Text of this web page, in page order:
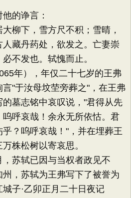
的诤言：
下，雪方尺不积；雪晴，
藏丹药处，欲发之。亡妻崇
不发也。轼愧而止。
年），年仅二十七岁的王弗
"于汝母坟茔旁葬之"，在王弗
墓志铭中哀叹说，"君得从先
呼哀哉！余永无所依怙。君
？呜呼哀哉！"，并在埋葬王
株松树以寄哀思。
苏轼已因与当权者政见不
，苏轼为王弗写下了被誉为
子·乙卯正月二十日夜记